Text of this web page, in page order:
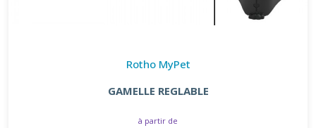
Rotho MyPet
GAMELLE REGLABLE
à partir de